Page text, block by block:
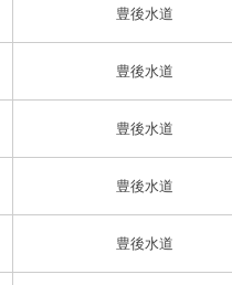
豊後水道
豊後水道
豊後水道
豊後水道
豊後水道